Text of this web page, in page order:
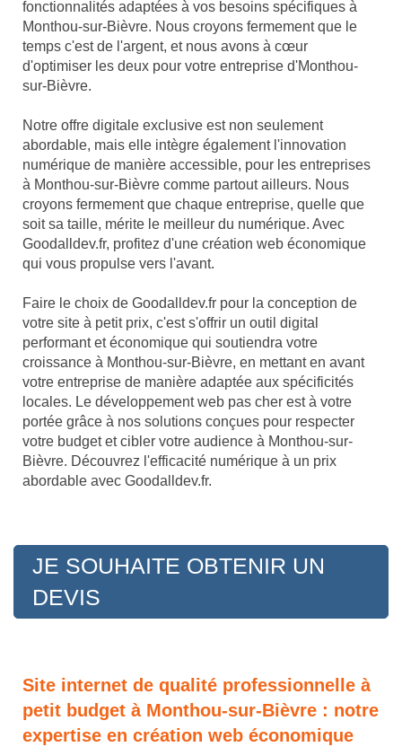
fonctionnalités adaptées à vos besoins spécifiques à
Monthou-sur-Bièvre. Nous croyons fermement que le
temps c'est de l'argent, et nous avons à cœur
d'optimiser les deux pour votre entreprise d'Monthou-
sur-Bièvre.
Notre offre digitale exclusive est non seulement
abordable, mais elle intègre également l'innovation
numérique de manière accessible, pour les entreprises
à Monthou-sur-Bièvre comme partout ailleurs. Nous
croyons fermement que chaque entreprise, quelle que
soit sa taille, mérite le meilleur du numérique. Avec
Goodalldev.fr, profitez d'une création web économique
qui vous propulse vers l'avant.
Faire le choix de Goodalldev.fr pour la conception de
votre site à petit prix, c'est s'offrir un outil digital
performant et économique qui soutiendra votre
croissance à Monthou-sur-Bièvre, en mettant en avant
votre entreprise de manière adaptée aux spécificités
locales. Le développement web pas cher est à votre
portée grâce à nos solutions conçues pour respecter
votre budget et cibler votre audience à Monthou-sur-
Bièvre. Découvrez l'efficacité numérique à un prix
abordable avec Goodalldev.fr.
JE SOUHAITE OBTENIR UN
DEVIS
Site internet de qualité professionnelle à
petit budget à Monthou-sur-Bièvre : notre
expertise en création web économique